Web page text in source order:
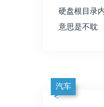
硬盘根目录
意思是不耽
汽车